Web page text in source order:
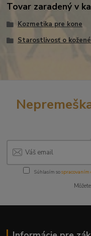
Tovar zaradený v
Kozmetika pre kone
Starostlivosť o
Súhlasím sospracovaním